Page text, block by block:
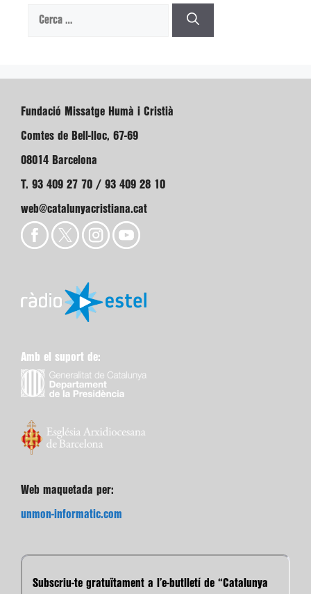
Cerca:
Fundació Missatge Humà i Cristià
Comtes de Bell-lloc, 67-69
08014 Barcelona
T. 93 409 27 70 / 93 409 28 10
web@catalunyacristiana.cat
Amb el suport de:
Web maquetada per:
unmon-informatic.com
Subscriu-te gratuïtament a l’e-butlletí de “Catalunya